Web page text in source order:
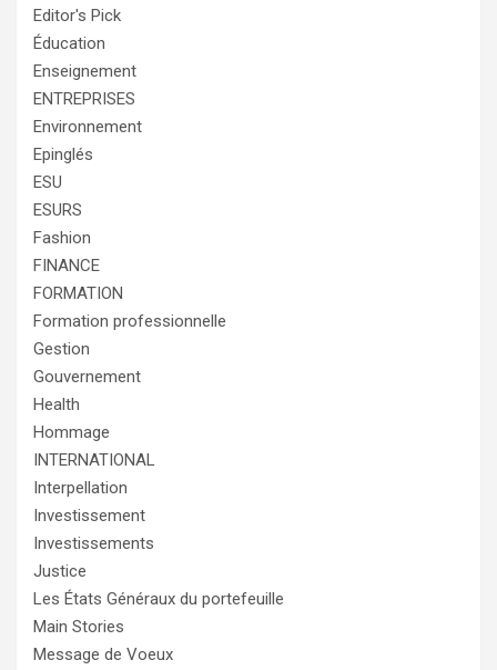
Editor's Pick
Éducation
Enseignement
ENTREPRISES
Environnement
Epinglés
ESU
ESURS
Fashion
FINANCE
FORMATION
Formation professionnelle
Gestion
Gouvernement
Health
Hommage
INTERNATIONAL
Interpellation
Investissement
Investissements
Justice
Les États Généraux du portefeuille
Main Stories
Message de Voeux